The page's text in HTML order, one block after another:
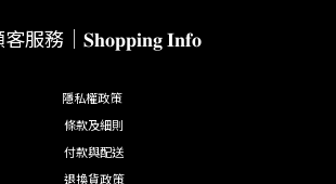
服務｜𝐒𝐡𝐨𝐩𝐩𝐢𝐧𝐠 𝐈𝐧𝐟𝐨
隱私權政策
條款及細則
付款與配送
退換貨政策